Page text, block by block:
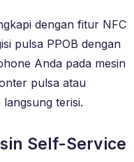
dengan fitur NFC
pulsa PPOB dengan
Anda pada mesin
pulsa atau
terisi.
Self-Service